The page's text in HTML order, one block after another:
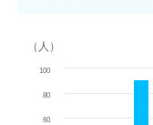
（人）
60
80
100